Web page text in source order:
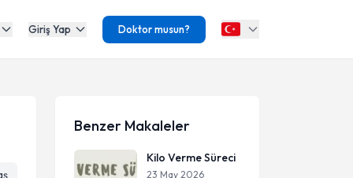
Giriş Yap Doktor musun?
Benzer Makaleler
Kilo Verme Süreci
23 May 2026